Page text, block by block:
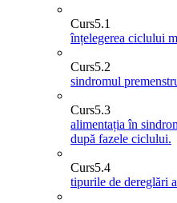
Curs5.1
înțelegerea ciclului
Curs5.2
sindromul
Curs5.3
alimentația în
după fazele ciclului.
Curs5.4
tipurile de dereglări